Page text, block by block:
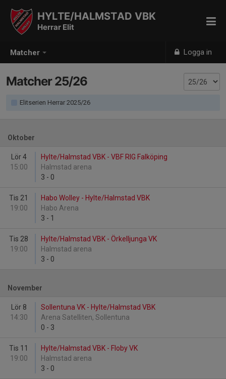
Matcher Logga in
HYLTE/HALMSTAD VBK
Herrar Elit
Matcher 25/26
Elitserien Herrar 2025/26
Oktober
Lör 4
15:00
Hylte/Halmstad VBK - VBF RIG Falköping
Halmstad arena
3 - 0
Tis 21
19:00
Habo Wolley - Hylte/Halmstad VBK
Habo Arena
3 - 1
Tis 28
19:00
Hylte/Halmstad VBK - Örkelljunga VK
Halmstad arena
3 - 0
November
Lör 8
14:30
Sollentuna VK - Hylte/Halmstad VBK
Arena Satelliten, Sollentuna
0 - 3
Tis 11
19:00
Hylte/Halmstad VBK - Floby VK
Halmstad arena
3 - 0